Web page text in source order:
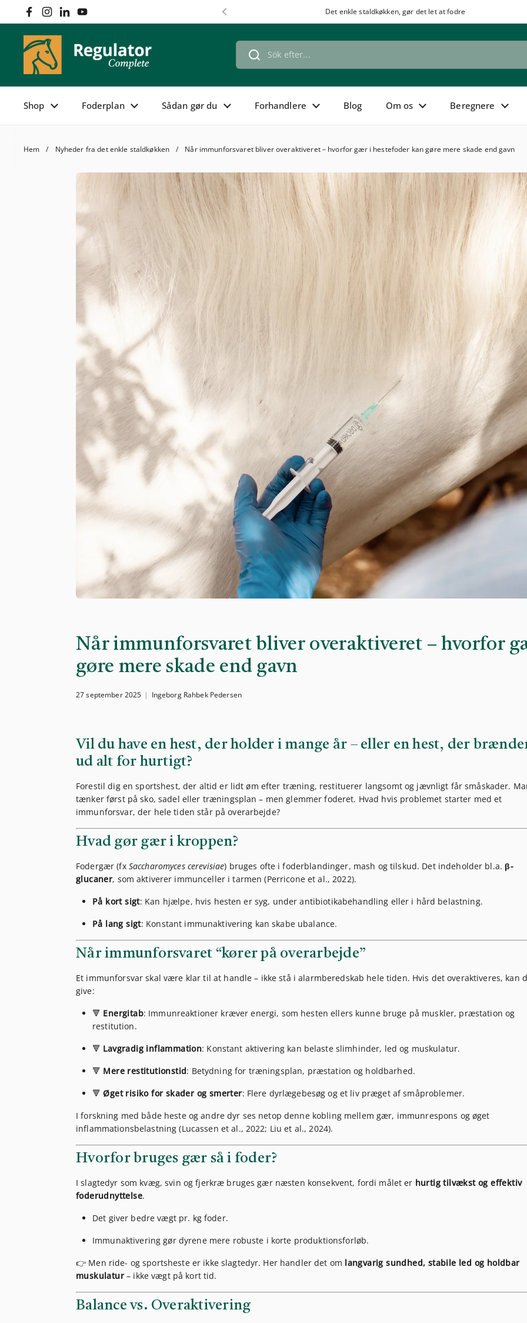
Hoppa till innehållet
FacebookInstagram
LinkedInYouTube Föregående
Det enkle staldkøkken, gør det let at fodre
Shop Foderplan Sådan gør du Forhandlere Blog Om os Beregnere
Hem / Nyheder fra det enkle staldkøkken / Når immunforsvaret bliver overaktiveret – hvorfor gær i hestefoder kan gøre mere skade end gavn
Når immunforsvaret bliver overaktiveret – hvorfor
gøre mere skade end gavn
27 september 2025 Ingeborg Rahbek Pedersen
Vil du have en hest, der holder i mange år – eller en hest, der
ud alt for hurtigt?
Forestil dig en sportshest, der altid er lidt øm efter træning, restituerer langsomt og jævnligt får småskader.
tænker først på sko, sadel eller træningsplan – men glemmer foderet. Hvad hvis problemet starter med et
immunforsvar, der hele tiden står på overarbejde?
Hvad gør gær i kroppen?
Fodergær (fx Saccharomyces cerevisiae) bruges ofte i foderblandinger, mash og tilskud. Det indeholder bl.a. β-
glucaner, som aktiverer immunceller i tarmen (Perricone et al., 2022).
På kort sigt: Kan hjælpe, hvis hesten er syg, under antibiotikabehandling eller i hård belastning.
På lang sigt: Konstant immunaktivering kan skabe ubalance.
Når immunforsvaret “kører på overarbejde”
Et immunforsvar skal være klar til at handle – ikke stå i alarmberedskab hele tiden. Hvis det overaktiveres, kan
give:
🔻 Energitab: Immunreaktioner kræver energi, som hesten ellers kunne bruge på muskler, præstation og
restitution.
🔻 Lavgradig inflammation: Konstant aktivering kan belaste slimhinder, led og muskulatur.
🔻 Mere restitutionstid: Betydning for træningsplan, præstation og holdbarhed.
🔻Øget risiko for skader og smerter: Flere dyrlægebesøg og et liv præget af småproblemer.
I forskning med både heste og andre dyr ses netop denne kobling mellem gær, immunrespons og øget
inflammationsbelastning (Lucassen et al., 2022; Liu et al., 2024).
Hvorfor bruges gær så i foder?
I slagtedyr som kvæg, svin og fjerkræ bruges gær næsten konsekvent, fordi målet er hurtig tilvækst og effektiv
foderudnyttelse.
Det giver bedre vægt pr. kg foder.
Immunaktivering gør dyrene mere robuste i korte produktionsforløb.
👉 Men ride- og sportsheste er ikke slagtedyr. Her handler det om langvarig sundhed, stabile led og holdbar
muskulatur– ikke vægt på kort tid.
Balance vs. Overaktivering